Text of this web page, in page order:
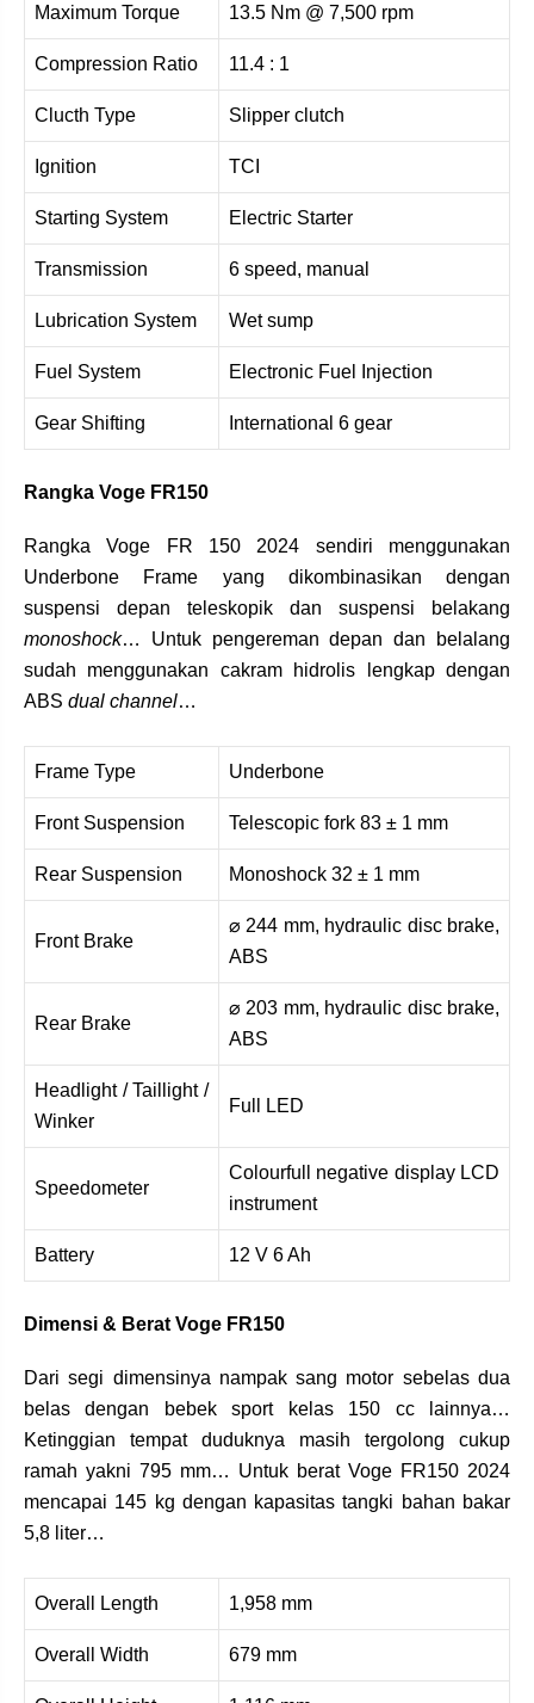
Maximum Torque 13.5 Nm @ 7,500 rpm
Compression Ratio 11.4 : 1
Clucth Type Slipper clutch
Ignition TCI
Starting System Electric Starter
Transmission 6 speed, manual
Lubrication System Wet sump
Fuel System Electronic Fuel Injection
Gear Shifting International 6 gear
Rangka Voge FR150
Rangka Voge FR 150 2024 sendiri menggunakan
Underbone Frame yang dikombinasikan dengan
suspensi depan teleskopik dan suspensi belakang
monoshock… Untuk pengereman depan dan belalang
sudah menggunakan cakram hidrolis lengkap dengan
ABS dual channel…
Frame Type Underbone
Front Suspension Telescopic fork 83 ± 1 mm
Rear Suspension Monoshock 32 ± 1 mm
Front Brake
⌀ 244 mm, hydraulic disc brake,
ABS
Rear Brake
⌀ 203 mm, hydraulic disc brake,
ABS
Headlight / Taillight /
Winker
Full LED
Speedometer
Colourfull negative display LCD
instrument
Battery 12 V 6 Ah
Dimensi & Berat Voge FR150
Dari segi dimensinya nampak sang motor sebelas dua
belas dengan bebek sport kelas 150 cc lainnya…
Ketinggian tempat duduknya masih tergolong cukup
ramah yakni 795 mm… Untuk berat Voge FR150 2024
mencapai 145 kg dengan kapasitas tangki bahan bakar
5,8 liter…
Overall Length 1,958 mm
Overall Width 679 mm